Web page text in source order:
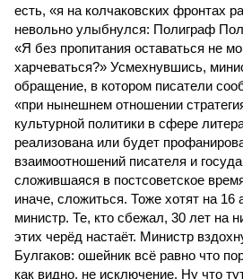
есть, «я на колчаковских фронтах
невольно улыбнулся: Полиграф
«Я без пропитания оставаться не
харчеваться?» Усмехнувшись,
обращение, в котором писатели
«при нынешнем отношении
культурной политики в сфере
реализована или будет
взаимоотношений писателя и
сложившаяся в постсоветское
иначе, сложиться. Тоже хотят на
министр. Те, кто сбежал, 30 лет на
этих черёд настаёт. Министр
Булгаков: ошейник всё равно что
как видно, не исключение. Ну что